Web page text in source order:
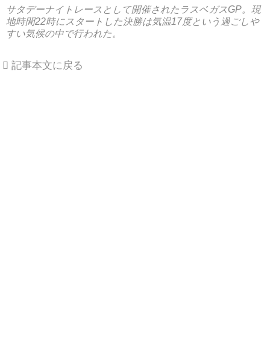
サタデーナイトレースとして開催されたラスベガスGP。現
地時間22時にスタートした決勝は気温17度という過ごしや
すい気候の中で行われた。
記事本文に戻る